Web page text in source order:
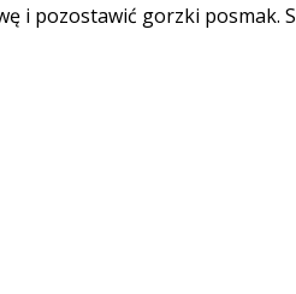
i pozostawić gorzki posmak.